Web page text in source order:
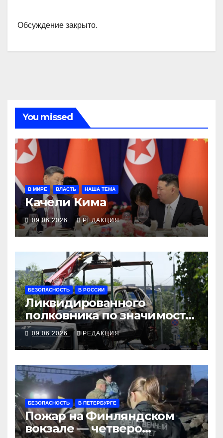
Обсуждение закрыто.
You missed
В МИРЕ ВЛАСТЬ НАША ТЕМА
Качели Кима
09.06.2026 РЕДАКЦИЯ
БЕЗОПАСНОСТЬ В РОССИИ
Ликвидированного
полковника по значимости
принимали за генерала
09.06.2026 РЕДАКЦИЯ
БЕЗОПАСНОСТЬ В ПЕТЕРБУРГЕ
Пожар на Финляндском
вокзале — четверо